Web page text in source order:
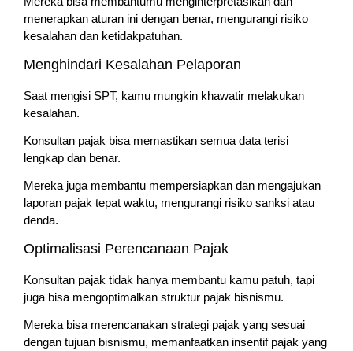
menerapkan aturan ini dengan benar, mengurangi risiko
kesalahan dan ketidakpatuhan.
Menghindari Kesalahan Pelaporan
Saat mengisi SPT, kamu mungkin khawatir melakukan
kesalahan.
Konsultan pajak bisa memastikan semua data terisi
lengkap dan benar.
Mereka juga membantu mempersiapkan dan mengajukan
laporan pajak tepat waktu, mengurangi risiko sanksi atau
denda.
Optimalisasi Perencanaan Pajak
Konsultan pajak tidak hanya membantu kamu patuh, tapi
juga bisa mengoptimalkan struktur pajak bisnismu.
Mereka bisa merencanakan strategi pajak yang sesuai
dengan tujuan bisnismu, memanfaatkan insentif pajak yang